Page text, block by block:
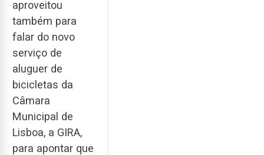
aproveitou
também para
falar do novo
serviço de
aluguer de
bicicletas da
Câmara
Municipal de
Lisboa, a GIRA,
para apontar que